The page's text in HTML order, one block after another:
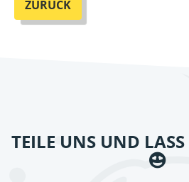
ZURÜCK
TEILE UNS UND